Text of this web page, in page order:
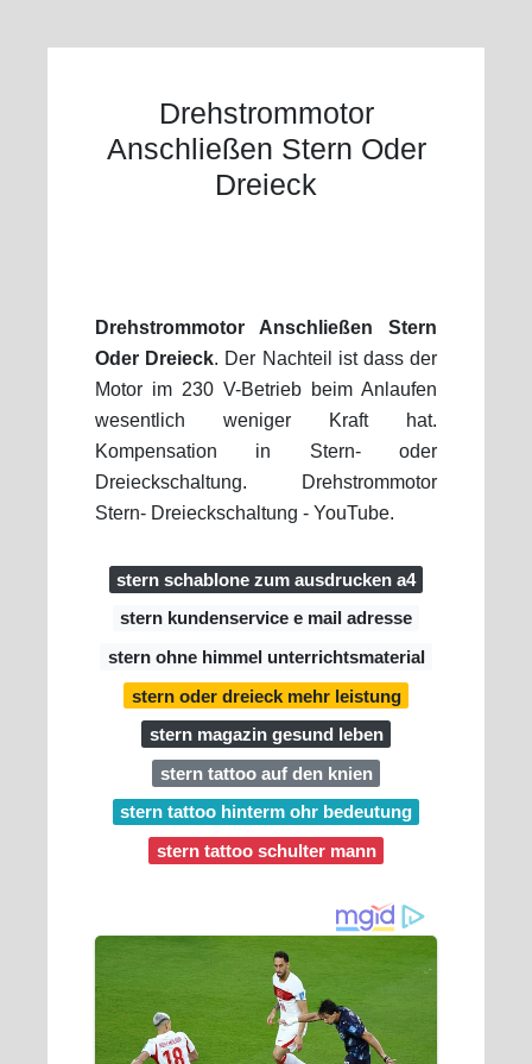
Drehstrommotor
Anschließen Stern Oder
Dreieck
Drehstrommotor Anschließen Stern
Oder Dreieck. Der Nachteil ist dass der
Motor im 230 V-Betrieb beim Anlaufen
wesentlich weniger Kraft hat.
Kompensation in Stern- oder
Dreieckschaltung. Drehstrommotor
Stern- Dreieckschaltung - YouTube.
stern schablone zum ausdrucken a4
stern kundenservice e mail adresse
stern ohne himmel unterrichtsmaterial
stern oder dreieck mehr leistung
stern magazin gesund leben
stern tattoo auf den knien
stern tattoo hinterm ohr bedeutung
stern tattoo schulter mann